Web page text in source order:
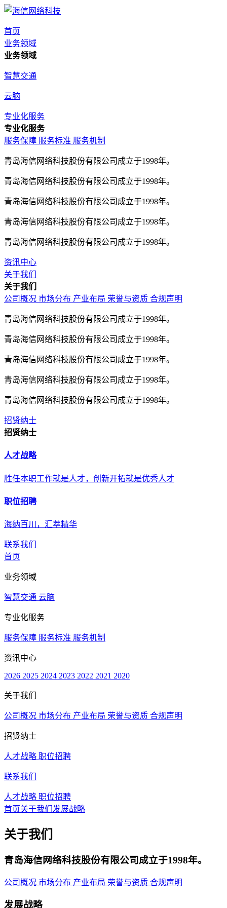
首页
业务领域
业务领域
智慧交通
云脑
专业化服务
专业化服务
服务保障 服务标准 服务机制
青岛海信网络科技股份有限公司成立于1998年。
青岛海信网络科技股份有限公司成立于1998年。
青岛海信网络科技股份有限公司成立于1998年。
青岛海信网络科技股份有限公司成立于1998年。
青岛海信网络科技股份有限公司成立于1998年。
资讯中心
关于我们
关于我们
公司概况 市场分布 产业布局 荣誉与资质 合规声明
青岛海信网络科技股份有限公司成立于1998年。
青岛海信网络科技股份有限公司成立于1998年。
青岛海信网络科技股份有限公司成立于1998年。
青岛海信网络科技股份有限公司成立于1998年。
青岛海信网络科技股份有限公司成立于1998年。
招贤纳士
招贤纳士
人才战略
胜任本职工作就是人才，创新开拓就是优秀人才
职位招聘
海纳百川，汇萃精华
联系我们
首页
业务领域
智慧交通 云脑
专业化服务
服务保障 服务标准 服务机制
资讯中心
2026 2025 2024 2023 2022 2021 2020
关于我们
公司概况 市场分布 产业布局 荣誉与资质 合规声明
招贤纳士
人才战略 职位招聘
联系我们
人才战略 职位招聘
首页关于我们 发展战略
关于我们
青岛海信网络科技股份有限公司成立于1998年。
公司概况 市场分布 产业布局 荣誉与资质 合规声明
发展战略